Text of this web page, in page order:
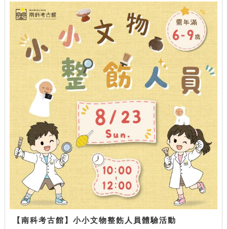
【南科考古館】小小文物整飭人員體驗活動